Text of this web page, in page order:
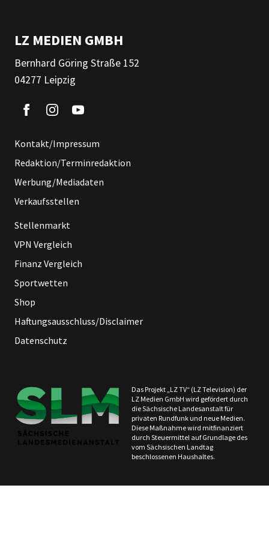
LZ MEDIEN GMBH
Bernhard Göring Straße 152
04277 Leipzig
Kontakt/Impressum
Redaktion/Terminredaktion
Werbung/Mediadaten
Verkaufsstellen
Stellenmarkt
VPN Vergleich
Finanz Vergleich
Sportwetten
Shop
Haftungsausschluss/Disclaimer
Datenschutz
Das Projekt „LZ TV“ (LZ Television) der
LZ Medien GmbH wird gefördert durch
die Sächsische Landesanstalt für
privaten Rundfunk und neue Medien.
Diese Maßnahme wird mitfinanziert
durch Steuermittel auf Grundlage des
vom Sächsischen Landtag
beschlossenen Haushaltes.